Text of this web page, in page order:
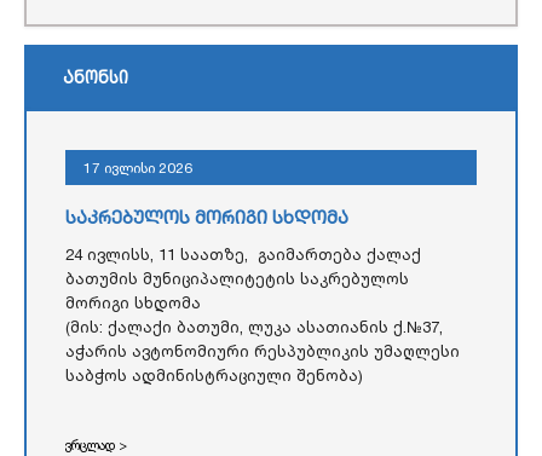
ანონსი
17 ივლისი 2026
საკრებულოს მორიგი სხდომა
24 ივლისს, 11 საათზე, გაიმართება ქალაქ
ბათუმის მუნიციპალიტეტის საკრებულოს
მორიგი სხდომა
(მის: ქალაქი ბათუმი, ლუკა ასათიანის ქ.№37,
აჭარის ავტონომიური რესპუბლიკის უმაღლესი
საბჭოს ადმინისტრაციული შენობა)
ვრცლად >